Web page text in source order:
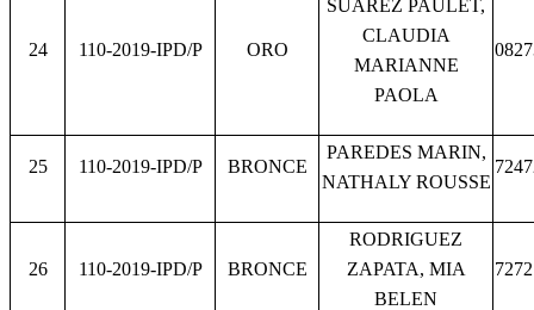
24 110-2019-IPD/P ORO
SUAREZ PAULET,
CLAUDIA
MARIANNE
PAOLA
25 110-2019-IPD/P BRONCE
PAREDES MARIN,
NATHALY ROUSSE
26 110-2019-IPD/P BRONCE
RODRIGUEZ
ZAPATA, MIA
BELEN